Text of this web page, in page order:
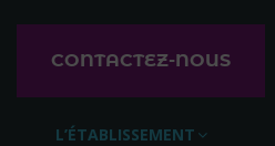
CONTACTEZ-NOUS
L’ÉTABLISSEMENT